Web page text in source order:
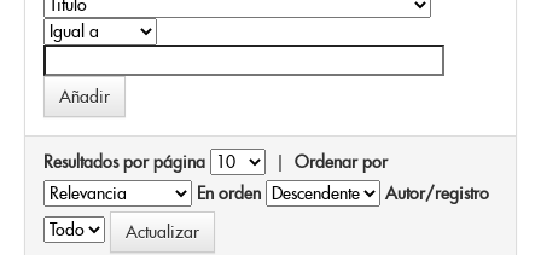
Resultados por página | Ordenar por
En orden
Autor/registro